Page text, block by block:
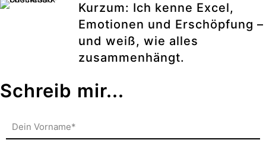
Kurzum: Ich kenne Excel,
Emotionen und Erschöpfung –
und weiß, wie alles
zusammenhängt.
Schreib mir...